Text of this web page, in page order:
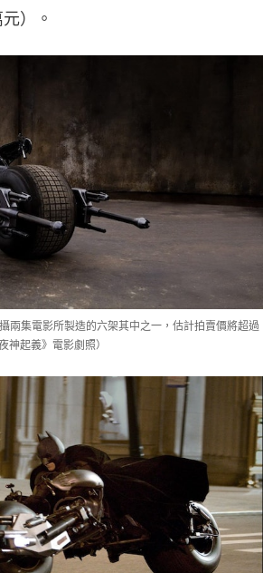
）。
兩集電影所製造的六架其中之一，估計拍賣價將超過
神起義》電影劇照）